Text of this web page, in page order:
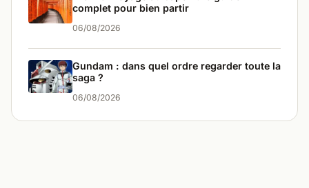
complet pour bien partir
06/08/2026
Gundam : dans quel ordre regarder toute la
saga ?
06/08/2026